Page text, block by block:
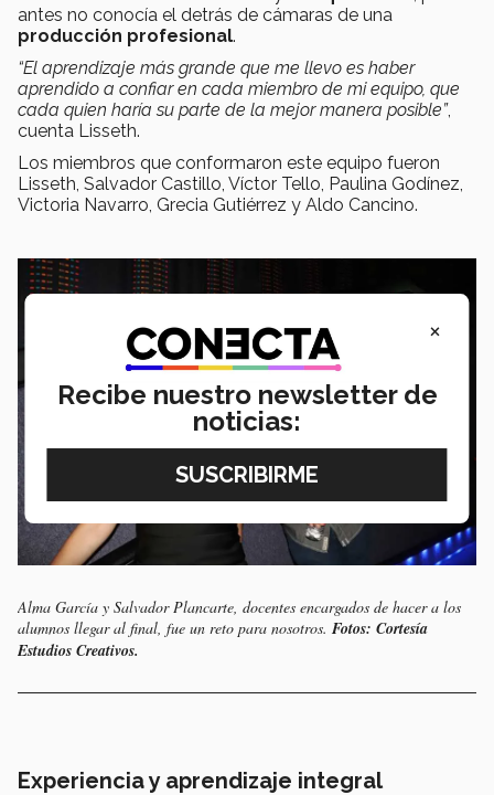
antes no conocía el detrás de cámaras de una
producción profesional.
“El aprendizaje más grande que me llevo es haber
aprendido a confiar en cada miembro de mi equipo, que
cada quien haría su parte de la mejor manera posible”,
cuenta Lisseth.
Los miembros que conformaron este equipo fueron
Lisseth, Salvador Castillo, Víctor Tello, Paulina Godínez,
Victoria Navarro, Grecia Gutiérrez y Aldo Cancino.
Alma García y Salvador Plancarte, docentes encargados de hacer a los
alumnos llegar al final, fue un reto para nosotros. Fotos: Cortesía
Estudios Creativos.
Experiencia y aprendizaje integral
×
Recibe nuestro newsletter de
noticias: